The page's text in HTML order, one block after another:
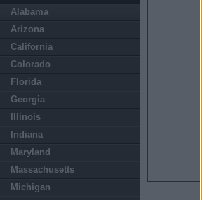
Alabama
Arizona
California
Colorado
Florida
Georgia
Illinois
Indiana
Maryland
Massachusetts
Michigan